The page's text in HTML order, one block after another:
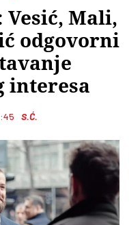
Mali,
odgovorni
interesa
S.Ć.